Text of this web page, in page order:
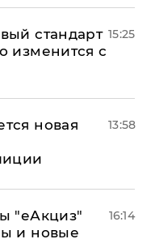
стандарт
изменится с
15:25
новая
13:58
"еАкциз"
и новые
16:14